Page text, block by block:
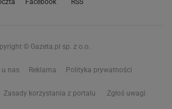
Facebook RSS
© Gazeta.pl sp. z o.o.
u nas Reklama Polityka prywatności
Zasady korzystania z portalu Zgłoś uwagi